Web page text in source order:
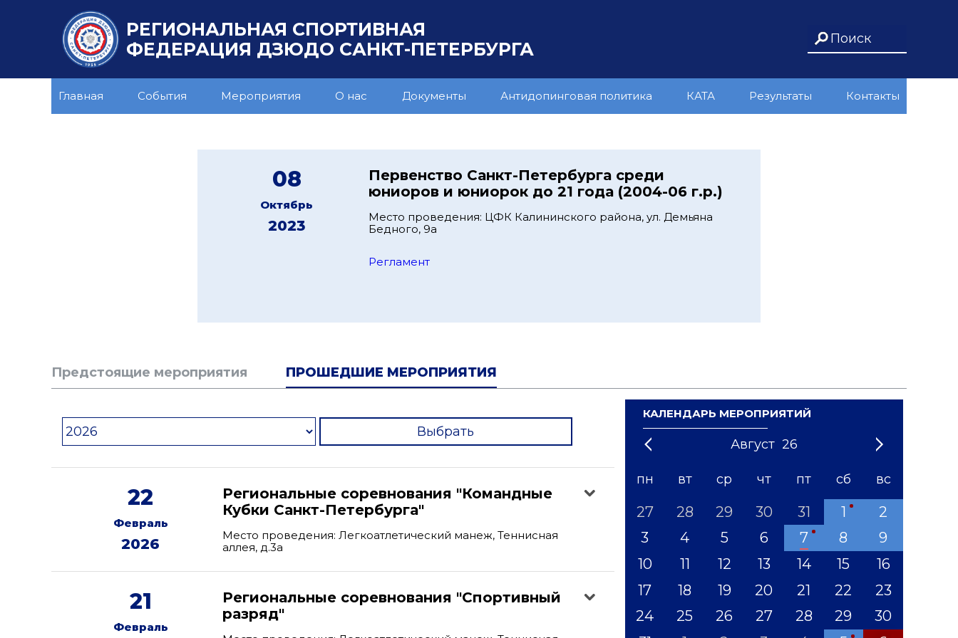
РЕГИОНАЛЬНАЯ СПОРТИВНАЯ
ФЕДЕРАЦИЯ ДЗЮДО САНКТ-ПЕТЕРБУРГА
Главная События Мероприятия О нас Документы Антидопинговая политика КАТА Результаты Контакты
08
Октябрь
2023
Первенство Санкт-Петербурга среди
юниоров и юниорок до 21 года (2004-06 г.р.)
Место проведения: ЦФК Калининского района, ул. Демьяна
Бедного, 9а
Регламент
Предстоящие мероприятия ПРОШЕДШИЕ МЕРОПРИЯТИЯ
Выбрать
22
Февраль
2026
Региональные соревнования "Командные
Кубки Санкт-Петербурга"
Место проведения: Легкоатлетический манеж, Теннисная
аллея, д.3а
21
Февраль
Региональные соревнования "Спортивный
разряд"
КАЛЕНДАРЬ МЕРОПРИЯТИЙ
Август 26
1 3 5 8 10 12
'21 '23 '24 '25 '26 '27 '28 '29 '31
пн вт ср чт пт сб вс
27 28 29 30 31 1
2
3
4 5 6 7 8
9
10
11 12 13 14 15
16
17
18 19 20 21 22
23
24
25 26 27 28 29
30